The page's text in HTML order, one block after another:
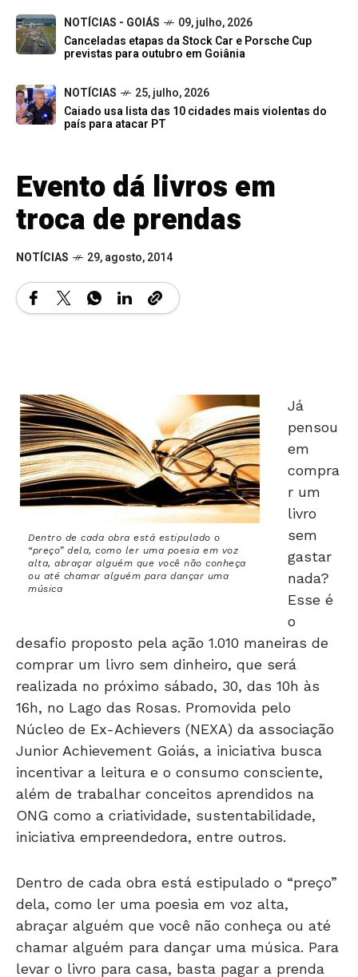
NOTÍCIAS - GOIÁS
09, julho, 2026
Canceladas etapas da Stock Car e Porsche Cup
previstas para outubro em Goiânia
NOTÍCIAS
25, julho, 2026
Caiado usa lista das 10 cidades mais violentas do
país para atacar PT
Evento dá livros em
troca de prendas
NOTÍCIAS 29, agosto, 2014
Dentro de cada obra está estipulado o
“preço” dela, como ler uma poesia em voz
alta, abraçar alguém que você não conheça
ou até chamar alguém para dançar uma
música
pensou
em
compra
r um
livro
sem
gastar
nada?
Esse é
o
desafio proposto pela ação 1.010 maneiras de
comprar um livro sem dinheiro, que será
realizada no próximo sábado, 30, das 10h às
16h, no Lago das Rosas. Promovida pelo
Núcleo de Ex-Achievers (NEXA) da associação
Junior Achievement Goiás, a iniciativa busca
incentivar a leitura e o consumo consciente,
além de trabalhar conceitos aprendidos na
ONG como a criatividade, sustentabilidade,
iniciativa empreendedora, entre outros.
dela, como ler uma poesia em voz alta,
abraçar alguém que você não conheça ou até
chamar alguém para dançar uma música. Para
levar o livro para casa, basta pagar a prenda
que foi estipulada pela organização do evento.